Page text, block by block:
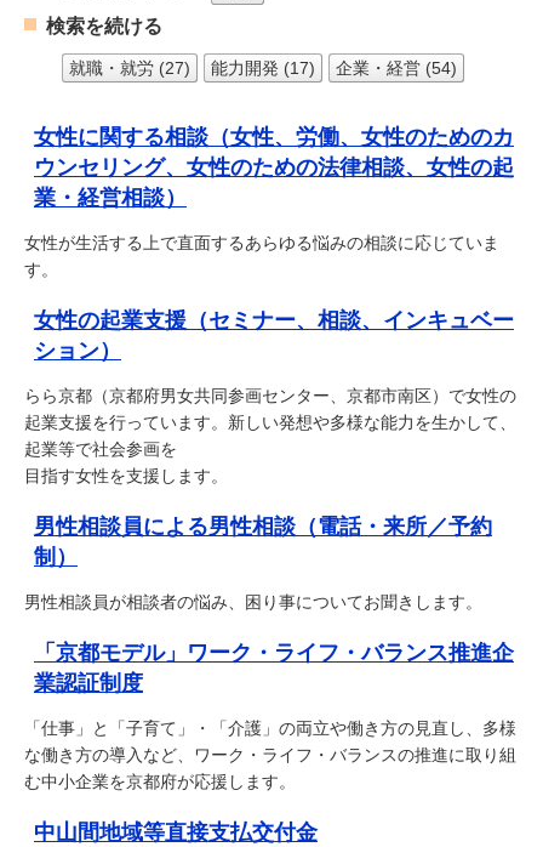
検索を続ける
就職・就労 (27) 能力開発 (17) 企業・経営 (54)
女性に関する相談（女性、労働、女性のためのカ
ウンセリング、女性のための法律相談、女性の起
業・経営相談）
女性が生活する上で直面するあらゆる悩みの相談に応じていま
す。
女性の起業支援（セミナー、相談、インキュベー
ション）
らら京都（京都府男女共同参画センター、京都市南区）で女性の
起業支援を行っています。新しい発想や多様な能力を生かして、
起業等で社会参画を
目指す女性を支援します。
男性相談員による男性相談（電話・来所／予約
制）
男性相談員が相談者の悩み、困り事についてお聞きします。
「京都モデル」ワーク・ライフ・バランス推進企
業認証制度
「仕事」と「子育て」・「介護」の両立や働き方の見直し、多様
な働き方の導入など、ワーク・ライフ・バランスの推進に取り組
む中小企業を京都府が応援します。
中山間地域等直接支払交付金